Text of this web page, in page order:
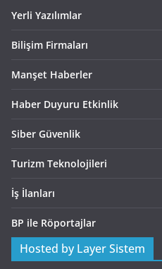
Yerli Yazılımlar
Bilişim Firmaları
Manşet Haberler
Haber Duyuru Etkinlik
Siber Güvenlik
Turizm Teknolojileri
İş İlanları
BP ile Röportajlar
Hosted by Layer Sistem